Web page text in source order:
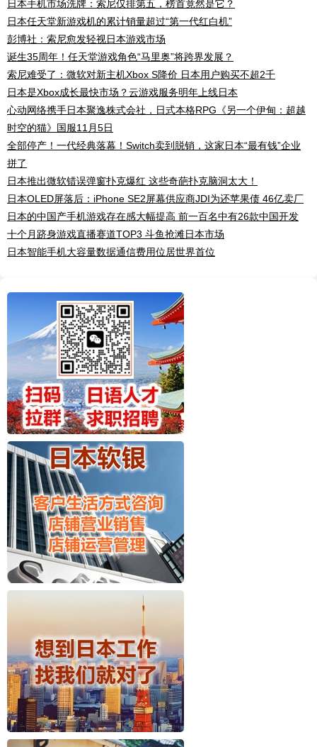
日本手机市场洗牌：索尼仅排第五，榜首竟然是它？
日本任天堂新游戏机的累计销量超过“第一代红白机”
彭博社：索尼愈发轻视日本游戏市场
诞生35周年！任天堂游戏角色“马里奥”将跨界发展？
索尼难受了：微软对新主机Xbox S降价 日本用户购买不超2千
日本是Xbox成长最快市场？云游戏服务明年上线日本
心动网络携手日本聚逸株式会社，日式本格RPG《另一个伊甸：超越
时空的猫》国服11月5日
全部停产！一代经典落幕！Switch卖到脱销，这家日本“最有钱”企业
拼了
日本推出微软错误弹窗扑克爆红 这些奇葩扑克脑洞太大！
日本OLED屏落后：iPhone SE2屏幕供应商JDI为还苹果债 46亿卖厂
日本的中国产手机游戏存在感大幅提高 前一百名中有26款中国开发
十个月跻身游戏直播赛道TOP3 斗鱼抢滩日本市场
日本智能手机大容量数据通信费用位居世界首位